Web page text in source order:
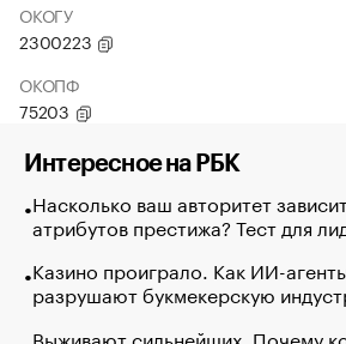
ОКОГУ
2300223
ОКОПФ
75203
Интересное на РБК
Насколько ваш авторитет
атрибутов престижа? Тест для
Казино проиграло. Как ИИ-
разрушают букмекерскую
Выживают сильнейших. Почему